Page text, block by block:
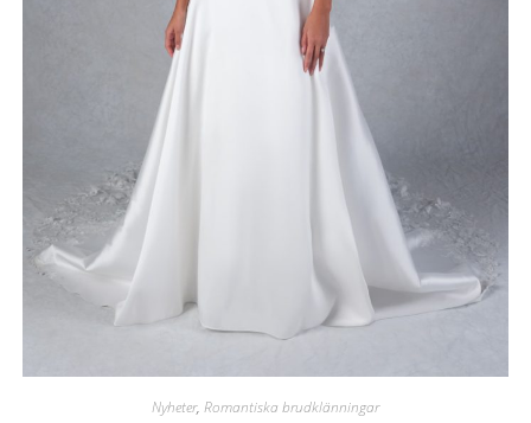
Nyheter, Romantiska brudklänningar